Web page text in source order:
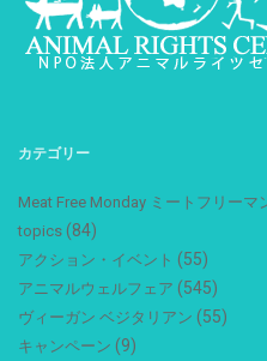
カテゴリー
Meat Free Monday ミートフリーマ
topics (84)
アクション・イベント (55)
アニマルウェルフェア (545)
ヴィーガン ベジタリアン (55)
キャンペーン (9)